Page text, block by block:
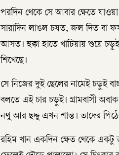
পরদিন থেকে সে আবার ক্ষেতে
সারাদিন লাঙল চষত, জল দিত বা
আসত। হুক্কা হাতে খাটিয়ায় শুয়ে
শিখেছে।
সে নিজের দুই ছেলের নামেই চড়ুই
বলতে এই চার চড়ুই। গ্রামবাসী
নথু আর ছদ্দু এখন শান্ত। তাদের
রহিম খান একদিন ক্ষেত থেকে একটু